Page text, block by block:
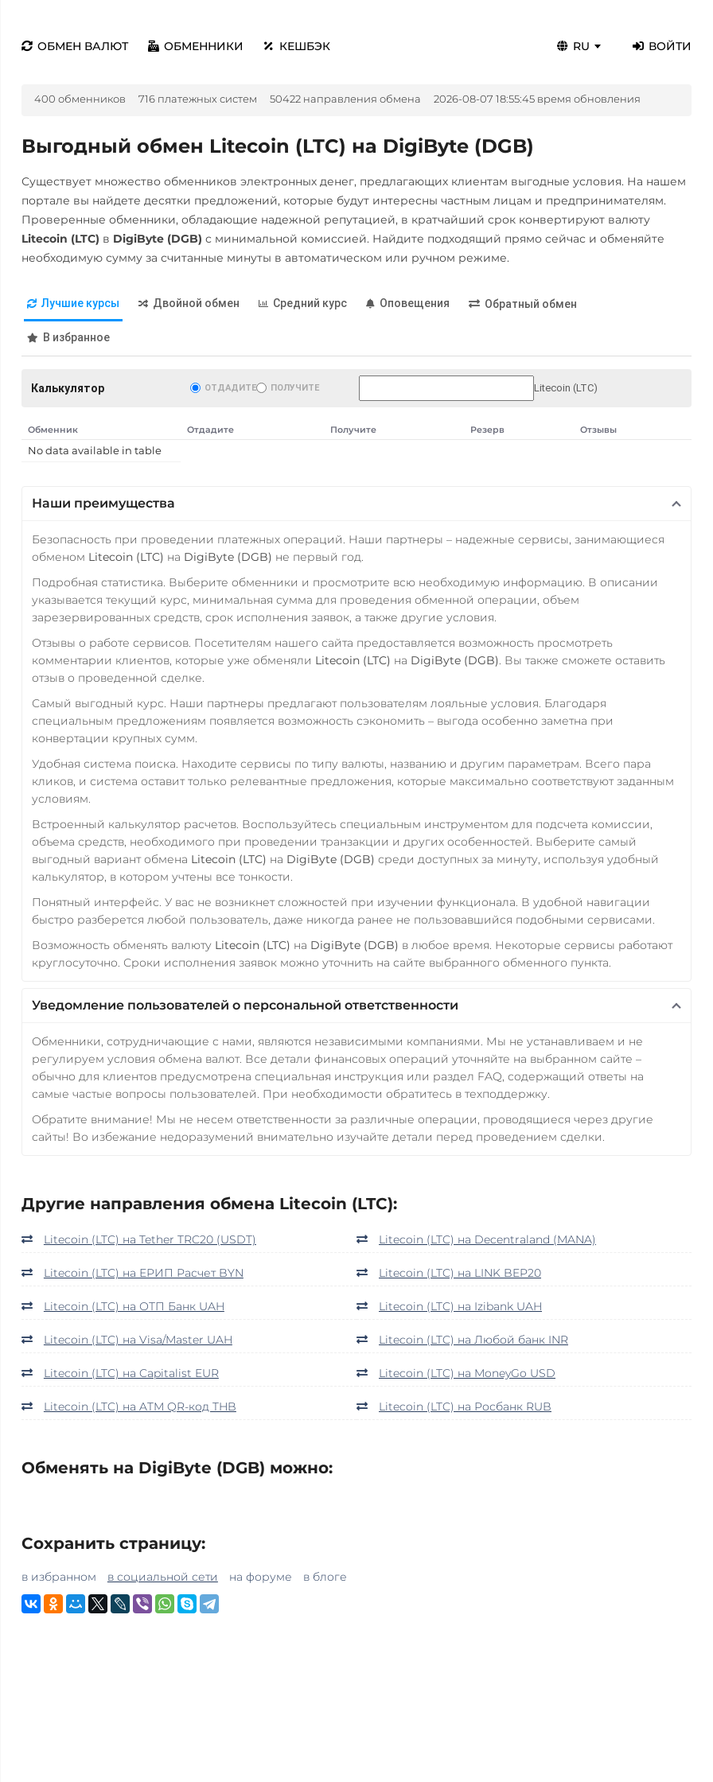
ОБМЕН ВАЛЮТ ОБМЕННИКИ КЕШБЭК RU ВОЙТИ
400 обменников 716 платежных систем 50422 направления обмена 2026-08-07 18:55:45 время обновления
Выгодный обмен Litecoin (LTC) на DigiByte (DGB)
Существует множество обменников электронных денег, предлагающих клиентам выгодные условия. На нашем
портале вы найдете десятки предложений, которые будут интересны частным лицам и предпринимателям.
Проверенные обменники, обладающие надежной репутацией, в кратчайший срок конвертируют валюту
Litecoin (LTC) в DigiByte (DGB) с минимальной комиссией. Найдите подходящий прямо сейчас и обменяйте
необходимую сумму за считанные минуты в автоматическом или ручном режиме.
Лучшие курсы Двойной обмен Средний курс Оповещения Обратный обмен
В избранное
Калькулятор ОТДАДИТЕ ПОЛУЧИТЕ Litecoin (LTC)
Обменник Отдадите Получите Резерв Отзывы
No data available in table
Наши преимущества
Безопасность при проведении платежных операций. Наши партнеры – надежные сервисы, занимающиеся
обменом Litecoin (LTC) на DigiByte (DGB) не первый год.
Подробная статистика. Выберите обменники и просмотрите всю необходимую информацию. В описании
указывается текущий курс, минимальная сумма для проведения обменной операции, объем
зарезервированных средств, срок исполнения заявок, а также другие условия.
Отзывы о работе сервисов. Посетителям нашего сайта предоставляется возможность просмотреть
комментарии клиентов, которые уже обменяли Litecoin (LTC) на DigiByte (DGB). Вы также сможете оставить
отзыв о проведенной сделке.
Самый выгодный курс. Наши партнеры предлагают пользователям лояльные условия. Благодаря
специальным предложениям появляется возможность сэкономить – выгода особенно заметна при
конвертации крупных сумм.
Удобная система поиска. Находите сервисы по типу валюты, названию и другим параметрам. Всего пара
кликов, и система оставит только релевантные предложения, которые максимально соответствуют заданным
условиям.
Встроенный калькулятор расчетов. Воспользуйтесь специальным инструментом для подсчета комиссии,
объема средств, необходимого при проведении транзакции и других особенностей. Выберите самый
выгодный вариант обмена Litecoin (LTC) на DigiByte (DGB) среди доступных за минуту, используя удобный
калькулятор, в котором учтены все тонкости.
Понятный интерфейс. У вас не возникнет сложностей при изучении функционала. В удобной навигации
быстро разберется любой пользователь, даже никогда ранее не пользовавшийся подобными сервисами.
Возможность обменять валюту Litecoin (LTC) на DigiByte (DGB) в любое время. Некоторые сервисы работают
круглосуточно. Сроки исполнения заявок можно уточнить на сайте выбранного обменного пункта.
Уведомление пользователей о персональной ответственности
Обменники, сотрудничающие с нами, являются независимыми компаниями. Мы не устанавливаем и не
регулируем условия обмена валют. Все детали финансовых операций уточняйте на выбранном сайте –
обычно для клиентов предусмотрена специальная инструкция или раздел FAQ, содержащий ответы на
самые частые вопросы пользователей. При необходимости обратитесь в техподдержку.
Обратите внимание! Мы не несем ответственности за различные операции, проводящиеся через другие
сайты! Во избежание недоразумений внимательно изучайте детали перед проведением сделки.
Другие направления обмена Litecoin (LTC):
Litecoin (LTC) на Tether TRC20 (USDT) Litecoin (LTC) на Decentraland (MANA)
Litecoin (LTC) на ЕРИП Расчет BYN Litecoin (LTC) на LINK BEP20
Litecoin (LTC) на ОТП Банк UAH Litecoin (LTC) на Izibank UAH
Litecoin (LTC) на Visa/Master UAH Litecoin (LTC) на Любой банк INR
Litecoin (LTC) на Capitalist EUR Litecoin (LTC) на MoneyGo USD
Litecoin (LTC) на ATM QR-код THB Litecoin (LTC) на Росбанк RUB
Обменять на DigiByte (DGB) можно:
Сохранить страницу:
в избранном в социальной сети на форуме в блоге